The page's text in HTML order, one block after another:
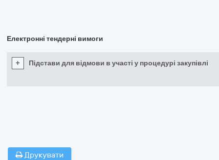
Електронні тендерні вимоги
+ Підстави для відмови в участі у процедурі закупівлі
Друкувати